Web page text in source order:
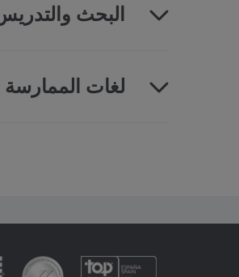
البحث
لغات الممارسة